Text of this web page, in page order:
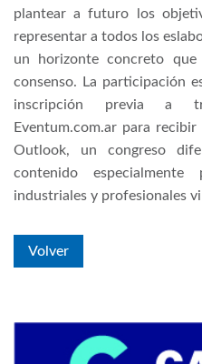
plantear a futuro los
representar a todos los
un horizonte concreto
consenso. La participación
inscripción previa a
Eventum.com.ar para
Outlook, un congreso
contenido especialmente
industriales y profesionales
Volver